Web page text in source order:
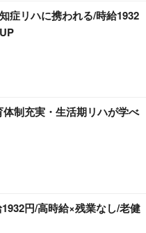
症リハに携われる/時給1932
制充実・生活期リハが学べ
円/高時給×残業なし/老健